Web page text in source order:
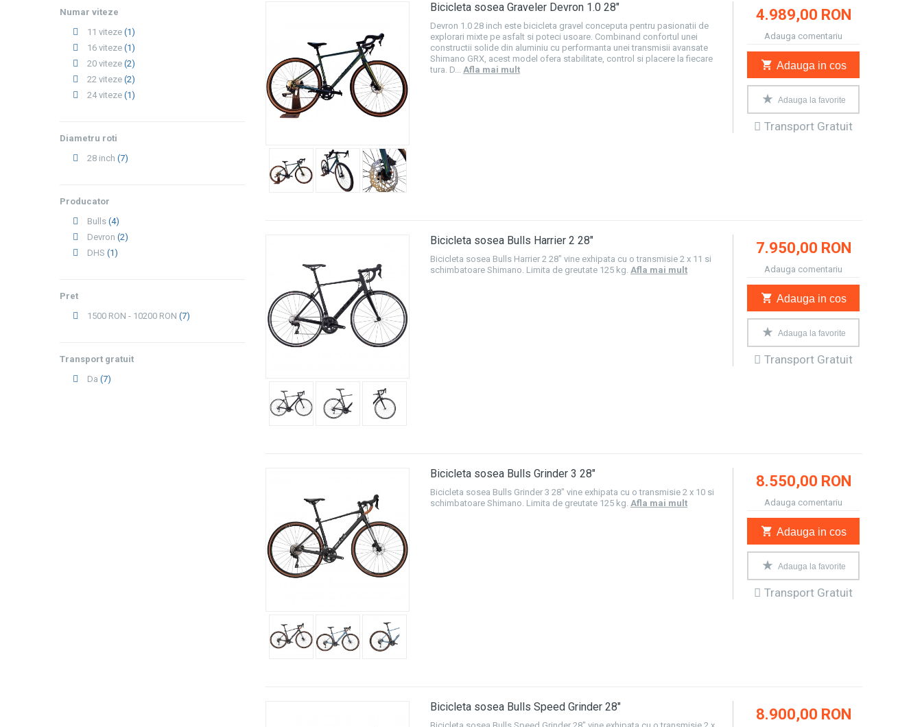
Bicicleta sosea Graveler Devron 1.0 28"
Devron 1.0 28 inch este bicicleta gravel conceputa pentru pasionatii de
explorari mixte pe asfalt si poteci usoare. Combinand confortul unei
constructii solide din aluminiu cu performanta unei transmisii avansate
Shimano GRX, acest model ofera stabilitate, control si placere la fiecare
tura. D... Afla mai mult
4.989,00 RON
Adauga comentariu
Adauga in cos
Adauga la favorite
Transport Gratuit
Bicicleta sosea Bulls Harrier 2 28"
Bicicleta sosea Bulls Harrier 2 28" vine exhipata cu o transmisie 2 x 11 si
schimbatoare Shimano. Limita de greutate 125 kg. Afla mai mult
7.950,00 RON
Adauga comentariu
Adauga in cos
Adauga la favorite
Transport Gratuit
Bicicleta sosea Bulls Grinder 3 28"
Bicicleta sosea Bulls Grinder 3 28" vine exhipata cu o transmisie 2 x 10 si
schimbatoare Shimano. Limita de greutate 125 kg. Afla mai mult
8.550,00 RON
Adauga comentariu
Adauga in cos
Adauga la favorite
Transport Gratuit
Bicicleta sosea Bulls Speed Grinder 28" 8.900,00 RON
Numar viteze
11 viteze (1)
16 viteze (1)
20 viteze (2)
22 viteze (2)
24 viteze (1)
Diametru roti
28 inch (7)
Producator
Bulls (4)
Devron (2)
DHS (1)
Pret
1500 RON - 10200 RON (7)
Transport gratuit
Da (7)